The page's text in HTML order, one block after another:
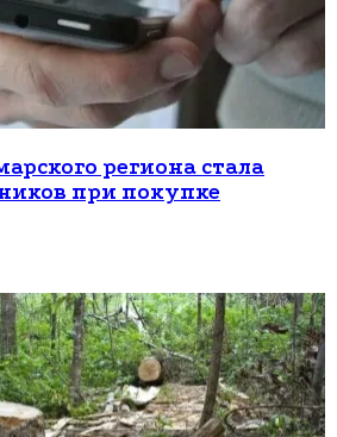
региона стала
при покупке